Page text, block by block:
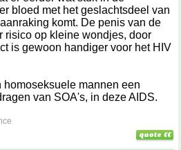
bloed met het geslachtsdeel van
komt. De penis van de
risico op kleine wondjes, door
is gewoon handiger voor het HIV
homoseksuele mannen een
van SOA's, in deze AIDS.